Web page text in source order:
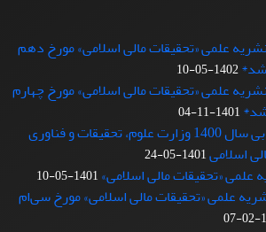
علمی «تحقیقات مالی اسلامی» مورخ دهم
1402-05-10
علمی «تحقیقات مالی اسلامی» مورخ چهارم
1401-11-04
کسب رتبه الف در ارزیابی سال 1400 وزارت علوم، تحقیقات و فناوری
اسلامی1401-05-24
علمی «تحقیقات‌ مالی‌ اسلامی»1401-05-10
علمی «تحقیقات مالی اسلامی» مورخ سی‌ام